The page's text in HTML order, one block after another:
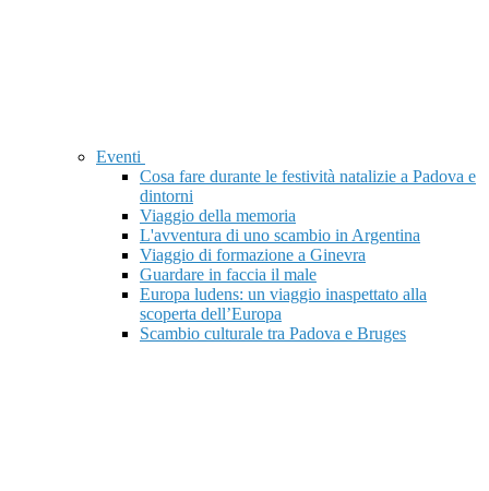
Eventi
Cosa fare durante le festività natalizie a Padova e
dintorni
Viaggio della memoria
L'avventura di uno scambio in Argentina
Viaggio di formazione a Ginevra
Guardare in faccia il male
Europa ludens: un viaggio inaspettato alla
scoperta dell’Europa
Scambio culturale tra Padova e Bruges